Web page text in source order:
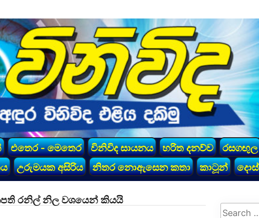
එතෙර - මෙතෙර විනිවිද සායනය හරිත දනව්ව රසගඟුල
උරුමයක අසිරිය නිතර නොඇසෙන කතා කාටූන්
රනිල් නිල වශයෙන් කියයි